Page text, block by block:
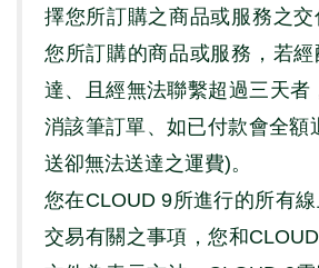
擇您所訂購之商品或服務之交
您所訂購的商品或服務，若
達、且經無法聯繫超過三天者
消該筆訂單、如已付款會全額
送卻無法送達之運費)。
您在CLOUD 9所進行的所有
交易有關之事項，您和